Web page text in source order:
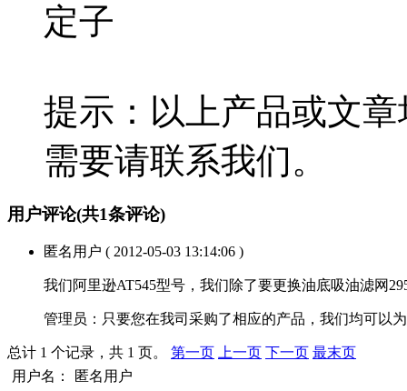
定子
提示：以上产品或文
需要请联系我们。
用户评论(共1条评论)
匿名用户 ( 2012-05-03 13:14:06 )
我们阿里逊AT545型号，我们除了要更换油底吸油滤网
管理员： 只要您在我司采购了相应的产品，我们均可以
总计 1 个记录，共 1 页。 第一页 上一页 下一页 最末页
用户名：
匿名用户